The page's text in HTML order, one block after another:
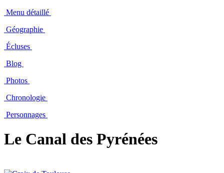
Menu détaillé
Géographie
Écluses
Blog
Photos
Chronologie
Personnages
Le Canal des Pyrénées